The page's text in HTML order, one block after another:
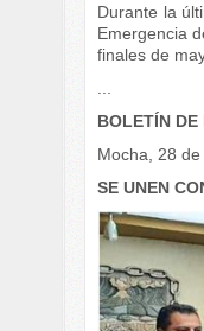
Durante la
Emergencia
finales de
BOLETÍN DE
Mocha, 28
SE UNEN